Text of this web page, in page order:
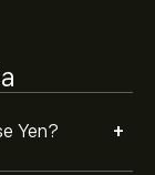
Yen? +
w
/ Japanese